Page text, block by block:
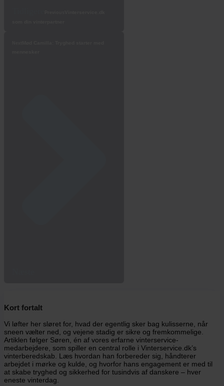
Kort fortalt
Vi løfter her sløret for, hvad der egentlig sker bag kulisserne, når
sneen vælter ned, og vejene stadig er sikre og fremkommelige.
Artiklen følger Søren, én af vores erfarne vinterservice-
medarbejdere, som spiller en central rolle i Vinterservice.dk’s
vinterberedskab. Læs hvordan han forbereder sig, håndterer
arbejdet i mørke og kulde, og hvorfor hans engagement er med til
at skabe tryghed og sikkerhed for tusindvis af danskere – hver
eneste vinterdag.